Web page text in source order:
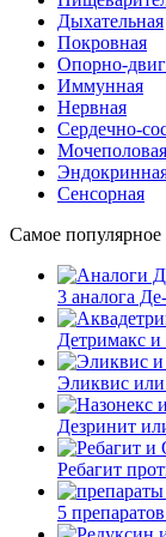
Дыхательная
Покровная
Опорно-
Иммунная
Нервная
Сердечно-
Мочеполовая
Сенсорная
Самое популярное
3 аналога
Детримакс
Эликвис
Дезринит
Ребагит
5